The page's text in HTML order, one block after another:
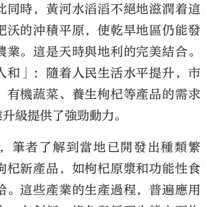
同時，黃河水滔滔不絕地滋潤着這
沃的沖積平原，使乾旱地區仍能發
業。這是天時與地利的完美結合。
和」：隨着人民生活水平提升，市
有機蔬菜、養生枸杞等產品的需求
級提供了強勁動力。
筆者了解到當地已開發出種類繁
杞新產品，如枸杞原漿和功能性食
。這些產業的生產過程，普遍應用